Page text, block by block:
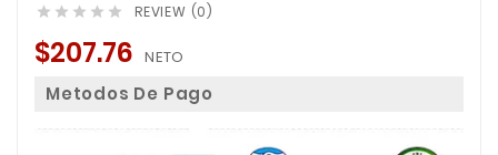
     REVIEW (0)
$207.76 NETO
Metodos De Pago